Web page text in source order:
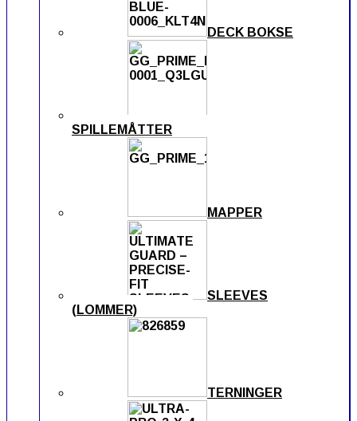
DECK BOKSE
SPILLEMÅTTER
MAPPER
SLEEVES
(LOMMER)
TERNINGER